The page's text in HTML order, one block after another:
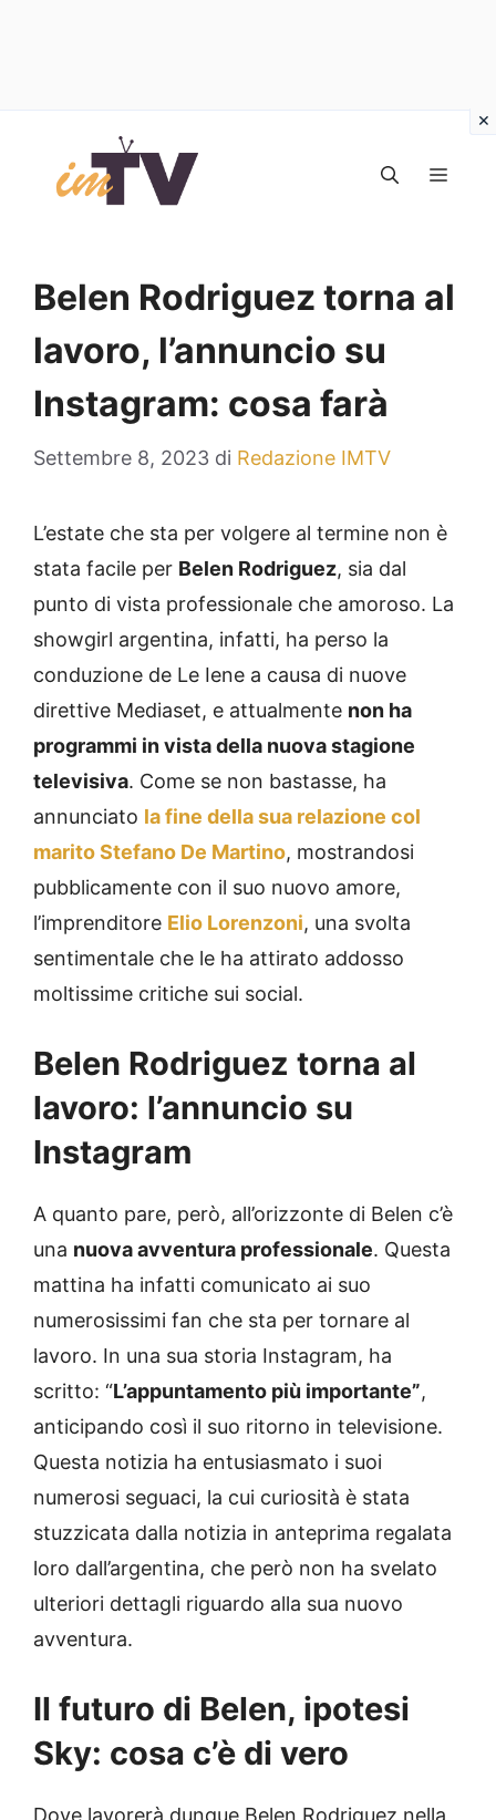
contenuto
Belen Rodriguez torna al
lavoro, l’annuncio su
Instagram: cosa farà
Settembre 8, 2023 di Redazione IMTV
L’estate che sta per volgere al termine non è
stata facile per Belen Rodriguez, sia dal
punto di vista professionale che amoroso. La
showgirl argentina, infatti, ha perso la
conduzione de Le Iene a causa di nuove
direttive Mediaset, e attualmente non ha
programmi in vista della nuova stagione
televisiva. Come se non bastasse, ha
annunciato la fine della sua relazione col
marito Stefano De Martino, mostrandosi
pubblicamente con il suo nuovo amore,
l’imprenditore Elio Lorenzoni, una svolta
sentimentale che le ha attirato addosso
moltissime critiche sui social.
Belen Rodriguez torna al
lavoro: l’annuncio su
Instagram
A quanto pare, però, all’orizzonte di Belen c’è
una nuova avventura professionale. Questa
mattina ha infatti comunicato ai suo
numerosissimi fan che sta per tornare al
lavoro. In una sua storia Instagram, ha
scritto: “L’appuntamento più importante”,
anticipando così il suo ritorno in televisione.
Questa notizia ha entusiasmato i suoi
numerosi seguaci, la cui curiosità è stata
stuzzicata dalla notizia in anteprima regalata
loro dall’argentina, che però non ha svelato
ulteriori dettagli riguardo alla sua nuovo
avventura.
Il futuro di Belen, ipotesi
Sky: cosa c’è di vero